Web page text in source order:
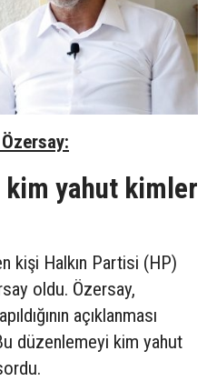
kim yahut kimler
kişi Halkın Partisi (HP)
oldu. Özersay,
açıklanması
düzenlemeyi kim yahut